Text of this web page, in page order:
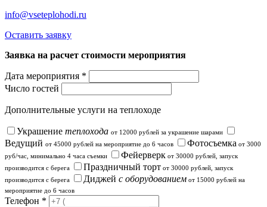
info@vseteplohodi.ru
Оставить заявку
Заявка на расчет стоимости мероприятия
Дата мероприятия *
Число гостей
Дополнительные услуги на теплоходе
Украшение теплохода от 12000 рублей за украшение шарами
Ведущий от 45000 рублей на мероприятие до 6 часов Фотосъемка от 3000
руб/час, минимально 4 часа съемки
Фейерверк от 30000 рублей, запуск
производится с берега
Праздничный торт от 30000 рублей, запуск
производится с берега
Диджей с оборудованием от 15000 рублей на
мероприятие до 6 часов
Телефон *